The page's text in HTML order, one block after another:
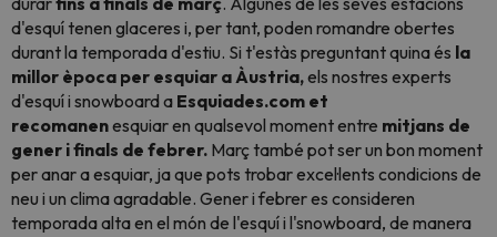
d'esquí tenen glaceres i, per tant, poden romandre obertes
durant la temporada d'estiu. Si t'estàs preguntant quina és la
millor època per esquiar a Àustria,els nostres experts
d'esquí i snowboard a Esquiades.com et
recomanenesquiar en qualsevol moment entre mitjans de
gener i finals de febrer. Març també pot ser un bon moment
per anar a esquiar, ja que pots trobar excel·lents condicions de
neu i un clima agradable. Gener i febrer es consideren
temporada alta en el món de l'esquí i l'snowboard, de manera